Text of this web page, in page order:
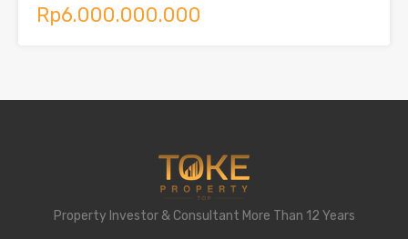
Rp6.000.000.000
Property Investor & Consultant More Than 12 Years